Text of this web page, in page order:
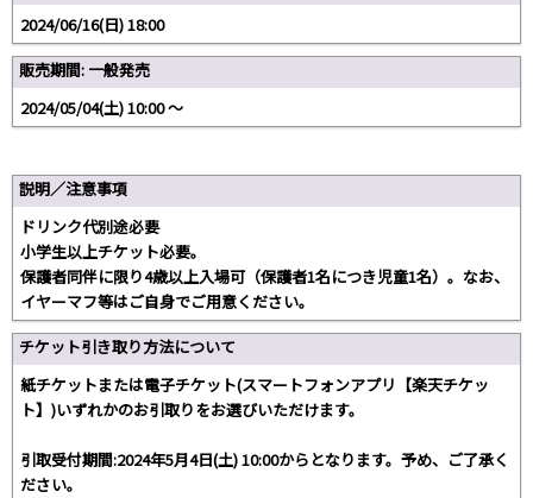
2024/06/16(日) 18:00
販売期間: 一般発売
2024/05/04(土) 10:00 〜
説明／注意事項
ドリンク代別途必要
小学生以上チケット必要。
保護者同伴に限り4歳以上入場可（保護者1名につき児童1名）。なお、
イヤーマフ等はご自身でご用意ください。
チケット引き取り方法について
紙チケットまたは電子チケット(スマートフォンアプリ【楽天チケッ
ト】)いずれかのお引取りをお選びいただけます。
引取受付期間:2024年5月4日(土) 10:00からとなります。予め、ご了承く
ださい。